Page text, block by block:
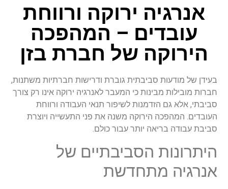
אנרגיה ירוקה ורווחת
עובדים – המהפכה
הירוקה של חברת בזן
בעידן של מודעות סביבתית גוברת ודרישות חברתיות משתנות,
חברות מובילות מבינות כי המעבר לאנרגיה ירוקה אינו רק צורך
סביבתי, אלא גם הזדמנות לשיפור תנאי העבודה ורווחת
העובדים. המהפכה הירוקה משנה את פני התעשייה ויוצרת
סביבת עבודה בריאה יותר עבור כולם.
היתרונות הסביבתיים של
אנרגיה מתחדשת